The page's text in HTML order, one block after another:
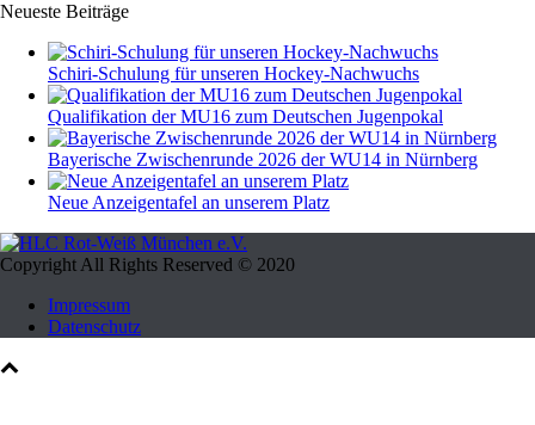
Neueste Beiträge
Schiri-Schulung für unseren Hockey-Nachwuchs
Qualifikation der MU16 zum Deutschen Jugenpokal
Bayerische Zwischenrunde 2026 der WU14 in Nürnberg
Neue Anzeigentafel an unserem Platz
Copyright All Rights Reserved © 2020
Impressum
Datenschutz